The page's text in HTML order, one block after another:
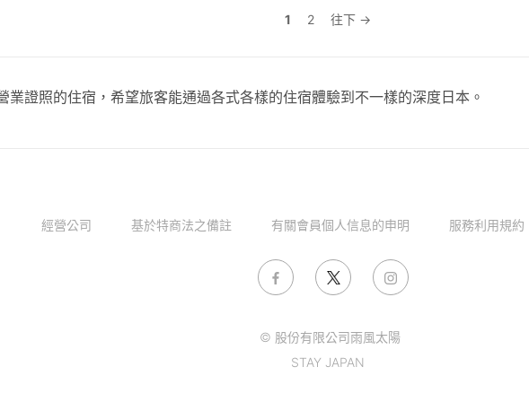
1 2 往下 →
業證照的住宿，希望旅客能通過各式各樣的住宿體驗到不一樣的深度日本。
經營公司 基於特商法之備註 有關會員個人信息的申明 服務利用規約
© 股份有限公司雨風太陽
STAY JAPAN